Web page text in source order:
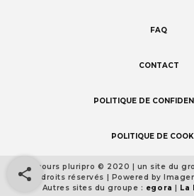
FAQ
CONTACT
POLITIQUE DE
POLITIQUE DE
Footer
detail
Concours pluripro © 2020 | un site du
Tous droits réservés | Powered by
Autres sites du groupe : egora | La